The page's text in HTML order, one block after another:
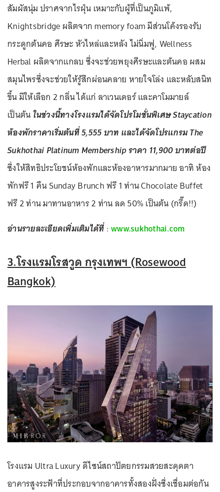
สัมผัสนุ่ม ปราศจากไรฝุ่น เหมาะกับผู้ที่เป็นภูมิแพ้,
Knightsbridge ผลิตจาก memory foam มีส่วนโค้งรองรับ
กระดูกต้นคอ ศีรษะ หัวไหล่และหลัง ไม่นิ่มฟู, Wellness
Herbal ผลิตจากแกลบ ซึ่งจะช่วยพยุงศีรษะและต้นคอ ผสม
สมุนไพรซึ่งจะช่วยให้รู้สึกผ่อนคลาย หายใจโล่ง และหลับสนิท
ขึ้น มีให้เลือก 2 กลิ่น ได้แก่ ลาเวนเดอร์ และคาโมมายล์
เป็นต้น ในช่วงนี้ทางโรงแรมได้จัดโปรโมชั่นพิเศษ Staycation
ห้องพักราคาเริ่มต้นที่ 5,555 บาท และได้จัดโปรแกรม The
Sukhothai Platinum Membership ราคา 11,900 บาทต่อปี
ซึ่งให้สิทธิประโยชน์ห้องพักและห้องอาหารมากมาย อาทิ ห้อง
พักฟรี 1 คืน Sunday Brunch ฟรี 1 ท่าน Chocolate Buffet
ฟรี 2 ท่าน มาทานอาหาร 2 ท่าน ลด 50% เป็นต้น (กรี๊ด!!)
อ่านรายละเอียดเพิ่มเติมได้ที่ : www.sukhothai.com
3.โรงแรมโรสวูด กรุงเทพฯ (Rosewood
Bangkok)
โรงแรม Ultra Luxury ดีไซน์สถาปัตยกรรมสวยสะดุดตา
อาคารสูงระฟ้าที่ประกอบจากอาคารทั้งสองฝั่งซึ่งเชื่อมต่อกัน